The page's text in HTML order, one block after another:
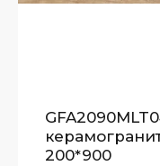
200*900